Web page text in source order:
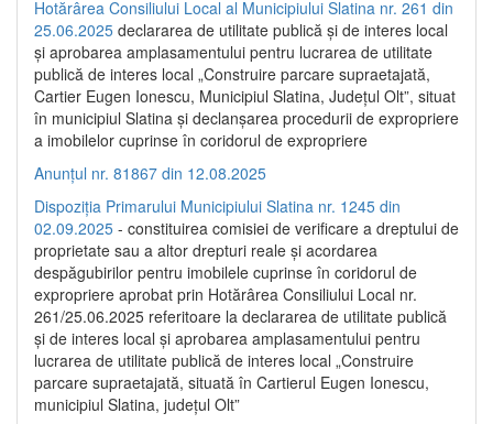
Hotărârea Consiliului Local al Municipiului Slatina nr. 261 din
25.06.2025 declararea de utilitate publică și de interes local
și aprobarea amplasamentului pentru lucrarea de utilitate
publică de interes local „Construire parcare supraetajată,
Cartier Eugen Ionescu, Municipiul Slatina, Județul Olt”, situat
în municipiul Slatina și declanșarea procedurii de expropriere
a imobilelor cuprinse în coridorul de expropriere
Anunțul nr. 81867 din 12.08.2025
Dispoziția Primarului Municipiului Slatina nr. 1245 din
02.09.2025 - constituirea comisiei de verificare a dreptului de
proprietate sau a altor drepturi reale și acordarea
despăgubirilor pentru imobilele cuprinse în coridorul de
expropriere aprobat prin Hotărârea Consiliului Local nr.
261/25.06.2025 referitoare la declararea de utilitate publică
și de interes local și aprobarea amplasamentului pentru
lucrarea de utilitate publică de interes local „Construire
parcare supraetajată, situată în Cartierul Eugen Ionescu,
municipiul Slatina, județul Olt”